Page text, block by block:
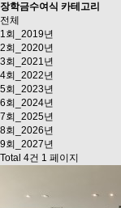
장학금수여식 카테고리
전체
1회_2019년
2회_2020년
3회_2021년
4회_2022년
5회_2023년
6회_2024년
7회_2025년
8회_2026년
9회_2027년
Total 4건 1 페이지